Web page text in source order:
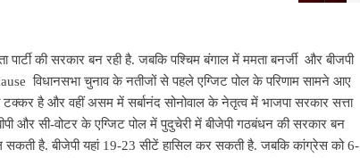
पार्टी की सरकार बन रही है. जबकि पश्चिम बंगाल में ममता बनर्जी और बीजपी
विधानसभा चुनाव के नतीजों से पहले एग्जिट पोल के परिणाम सामने आए
है और वहीं असम में सर्बानंद सोनोवाल के नेतृत्व में भाजपा सरकार सत्ता
और सी-वोटर के एग्जिट पोल में पुदुचेरी में बीजेपी गठबंधन की सरकार बन
सकती है. बीजेपी यहां 19-23 सीटें हासिल कर सकती है. जबकि कांग्रेस को 6-